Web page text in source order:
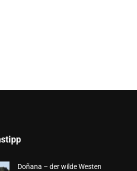
Doñana – der wilde Westen